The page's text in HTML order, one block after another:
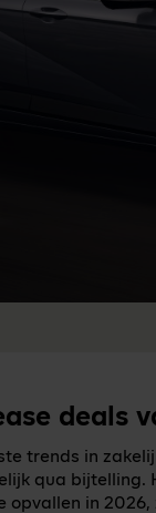
deals
trends in
qua bijtelling.
opvallen in